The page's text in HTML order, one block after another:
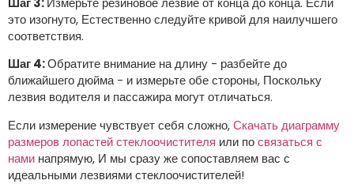
это изогнуто, Естественно следуйте кривой для наилучшего
соответствия.
Шаг 4:Обратите внимание на длину - разбейте до
ближайшего дюйма - и измерьте обе стороны, Поскольку
лезвия водителя и пассажира могут отличаться.
Если измерение чувствует себя сложно,Скачать диаграмму
размеров лопастей стеклоочистителя или посвязаться с
нами напрямую, И мы сразу же сопоставляем вас с
идеальными лезвиями стеклоочистителей!